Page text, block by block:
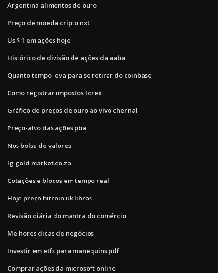
Argentina alimentos de ouro
Preço de moeda cripto nxt
Us $ 1 em ações hoje
Histórico de divisão de ações da aaba
Quanto tempo leva para se retirar do coinbase
Como registrar impostos forex
Gráfico de preços de ouro ao vivo chennai
Preço-alvo das ações pba
Nos bolsa de valores
Ig gold market.co.za
Cotações e blocos em tempo real
Hoje preço bitcoin uk libras
Revisão diária do mantra do comércio
Melhores dicas de negócios
Investir em etfs para manequins pdf
Comprar ações da microsoft online